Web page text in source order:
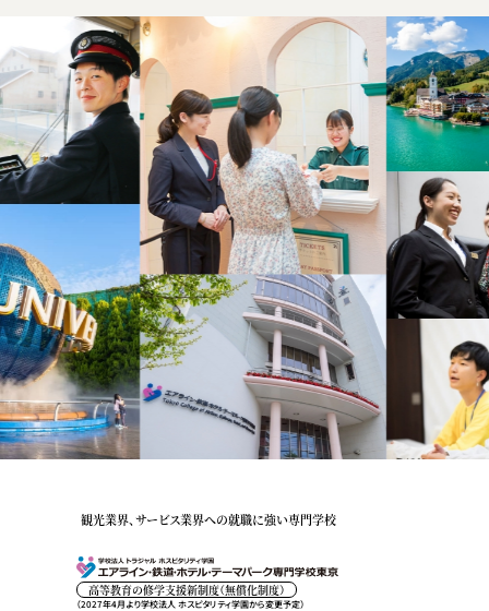
観光業界、サービス業界への就職に強い専門学校
高等教育の修学支援新制度（無償化制度）
（2027年4月より学校法人 ホスピタリティ学園から変更予定）